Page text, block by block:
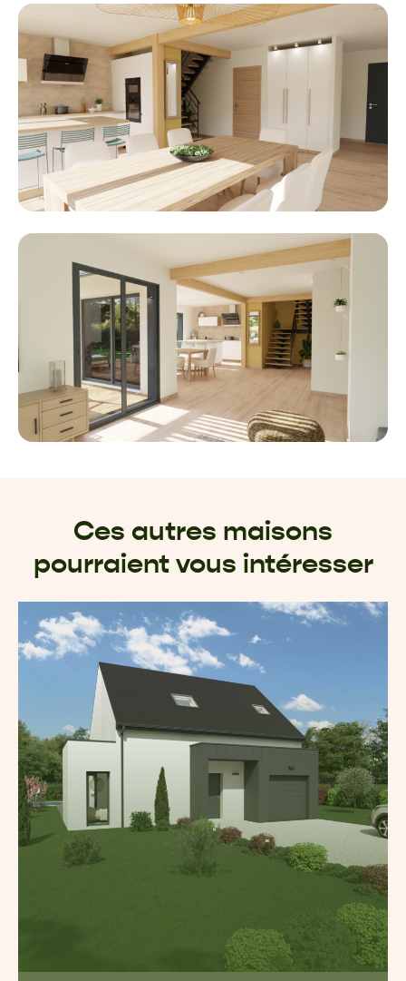
Ces autres maisons
pourraient vous intéresser